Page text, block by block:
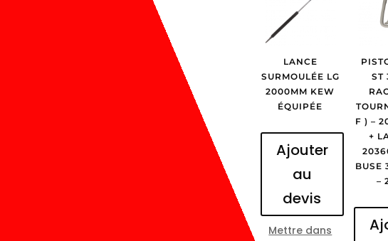
LANCE
SURMOULÉE LG
2000MM KEW
ÉQUIPÉE
Ajouter
au
devis
Mettre dans
ST
F ) –
+
BUSE
–